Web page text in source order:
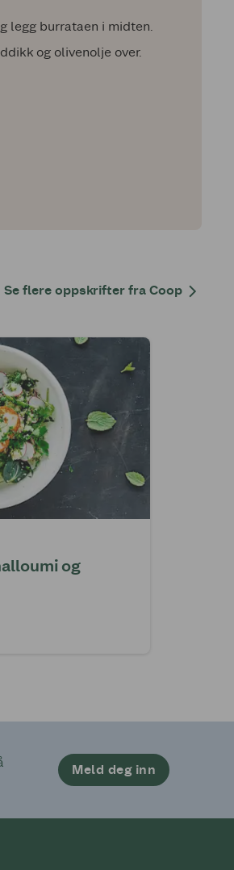
legg burrataen i midten.
og olivenolje over.
Se flere oppskrifter fra Coop
og
Meld deg inn